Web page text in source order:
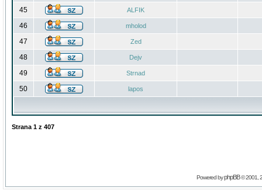
45 ALFIK
46 mholod
47 Zed
48 Dejv
49 Strnad
50 lapos
Strana 1 z 407
Powered byphpBB© 2001,